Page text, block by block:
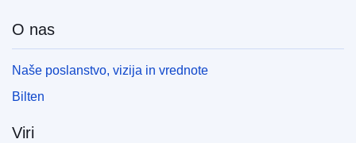
O nas
Naše poslanstvo, vizija in vrednote
Bilten
Viri